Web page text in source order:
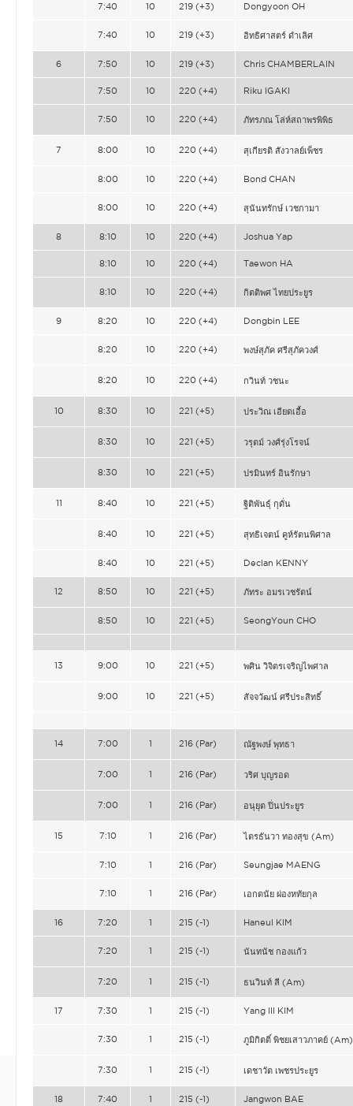
7:40 10 219 (+3) Dongyoon OH
7:40 10 219 (+3) อิทธิศาสตร์ ดำเลิศ
6 7:50 10 219 (+3) Chris CHAMBERLAIN
7:50 10 220 (+4) Riku IGAKI
7:50 10 220 (+4) ภัทรภณ โล่ห์สถาพรพิพิธ
7 8:00 10 220 (+4) สุเกียรติ สังวาลย์เพ็ชร
8:00 10 220 (+4) Bond CHAN
8:00 10 220 (+4) สุนันทรักษ์ เวชกามา
8 8:10 10 220 (+4) Joshua Yap
8:10 10 220 (+4) Taewon HA
8:10 10 220 (+4) กิตติพศ ไทยประยูร
9 8:20 10 220 (+4) Dongbin LEE
8:20 10 220 (+4) พงษ์สุภัค ศรีสุภัควงศ์
8:20 10 220 (+4) กวินท์ วชนะ
10 8:30 10 221 (+5) ประวิณ เอียดเอื้อ
8:30 10 221 (+5) วรุตม์ วงศ์รุ่งโรจน์
8:30 10 221 (+5) ปรมินทร์ อินรักษา
11 8:40 10 221 (+5) ฐิติพันธุ์ กุดั่น
8:40 10 221 (+5) สุทธิเจตน์ คูห์รัตนพิศาล
8:40 10 221 (+5) Declan KENNY
12 8:50 10 221 (+5) ภัทระ อมรเวชรัตน์
8:50 10 221 (+5) SeongYoun CHO
13 9:00 10 221 (+5) พศิน วิจิตรเจริญไพศาล
9:00 10 221 (+5) สัจจวัฒน์ ศรีประสิทธิ์
14 7:00 1 216 (Par) ณัฐพงษ์ พุทธา
7:00 1 216 (Par) วริศ บุญรอด
7:00 1 216 (Par) อนุยุต ปิ่นประยูร
15 7:10 1 216 (Par) ไตรธันวา ทองสุข (Am)
7:10 1 216 (Par) Seungjae MAENG
7:10 1 216 (Par) เอกดนัย ผ่องหทัยกุล
16 7:20 1 215 (-1) Haneul KIM
7:20 1 215 (-1) นันทนัช กองแก้ว
7:20 1 215 (-1) ธนวินท์ ลี (Am)
17 7:30 1 215 (-1) Yang Ill KIM
7:30 1 215 (-1) ภูมิกิตติ์ พิชยเสาวภาคย์ (Am)
7:30 1 215 (-1) เดชาวัต เพชรประยูร
18 7:40 1 215 (-1) Jangwon BAE